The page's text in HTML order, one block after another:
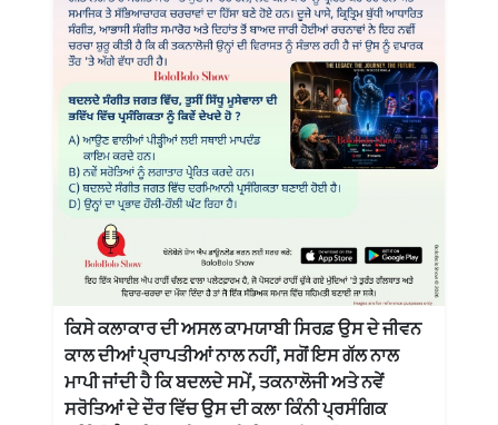
ਕਿਸੇ ਕਲਾਕਾਰ ਦੀ ਅਸਲ ਕਾਮਯਾਬੀ ਸਿਰਫ਼ ਉਸ ਦੇ ਜੀਵਨ
ਕਾਲ ਦੀਆਂ ਪ੍ਰਾਪਤੀਆਂ ਨਾਲ ਨਹੀਂ, ਸਗੋਂ ਇਸ ਗੱਲ ਨਾਲ
ਮਾਪੀ ਜਾਂਦੀ ਹੈ ਕਿ ਬਦਲਦੇ ਸਮੇਂ, ਤਕਨਾਲੋਜੀ ਅਤੇ ਨਵੇਂ
ਸਰੋਤਿਆਂ ਦੇ ਦੌਰ ਵਿੱਚ ਉਸ ਦੀ ਕਲਾ ਕਿੰਨੀ ਪ੍ਰਸੰਗਿਕ